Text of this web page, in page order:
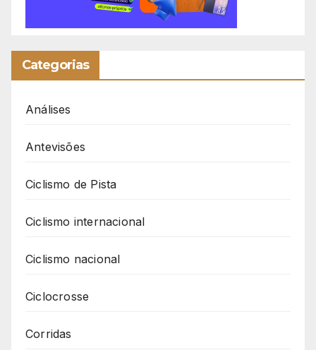
Categorias
Análises
Antevisões
Ciclismo de Pista
Ciclismo internacional
Ciclismo nacional
Ciclocrosse
Corridas